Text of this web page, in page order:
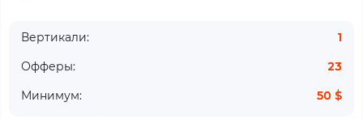
Вертикали:
1
Офферы:
23
Минимум:
50 $